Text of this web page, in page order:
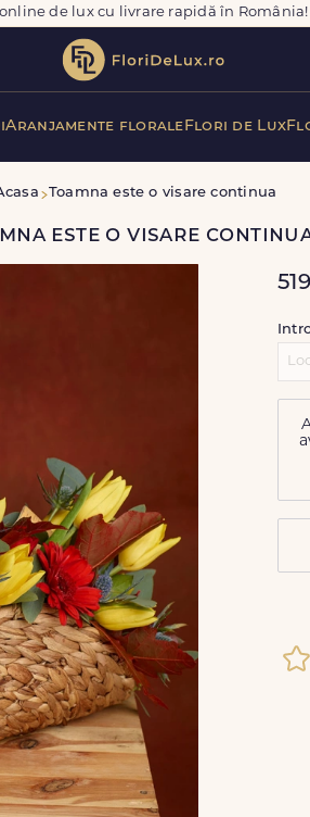
de lux cu livrare rapidă în România!
Aranjamente florale Flori de Lux
Toamna este o visare continua
este o visare
519